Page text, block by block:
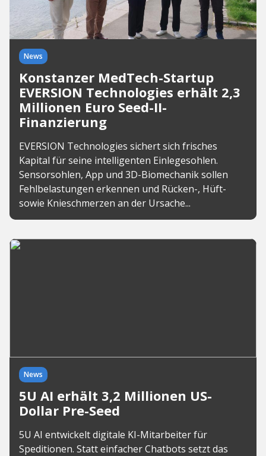
News
Konstanzer MedTech-Startup
EVERSION Technologies erhält 2,3
Millionen Euro Seed-II-
Finanzierung
EVERSION Technologies sichert sich frisches
Kapital für seine intelligenten Einlegesohlen.
Sensorsohlen, App und 3D-Biomechanik sollen
Fehlbelastungen erkennen und Rücken-, Hüft-
sowie Knieschmerzen an der Ursache...
News
5U AI erhält 3,2 Millionen US-
Dollar Pre-Seed
5U AI entwickelt digitale KI-Mitarbeiter für
Speditionen. Statt einfacher Chatbots setzt das